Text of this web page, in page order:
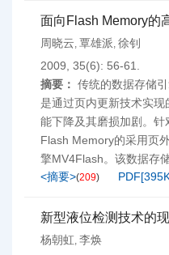
面向Flash Memory的
周晓云, 覃雄派, 徐钊
2009, 35(6): 56-61.
摘要： 传统的数据存储
是通过页内更新技术实
能下降及其磨损加剧。
Flash Memory的采用页
擎MV4Flash。该数据存
<摘要>(209) PDF[
新型液位检测技术的
杨朝虹, 李焕